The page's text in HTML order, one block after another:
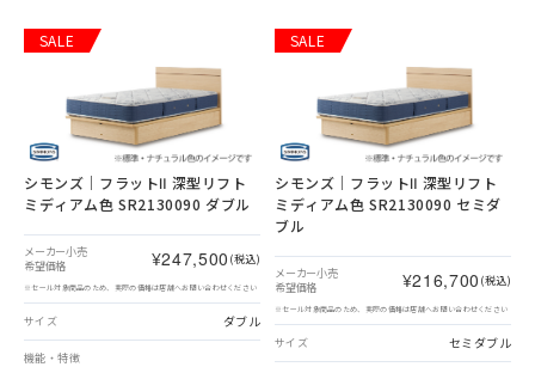
SALE
シモンズ｜フラットⅡ 深型リフト
ミディアム色 SR2130090 ダブル
メーカー小売
希望価格
¥247,500 (税込)
※セール対象商品のため、実際の価格は店舗へお問い合わせください
サイズ ダブル
機能・特徴
SALE
シモンズ｜フラットⅡ 深型リフト
ミディアム色 SR2130090 セミダ
ブル
メーカー小売
希望価格
¥216,700 (税込)
※セール対象商品のため、実際の価格は店舗へお問い合わせください
サイズ セミダブル